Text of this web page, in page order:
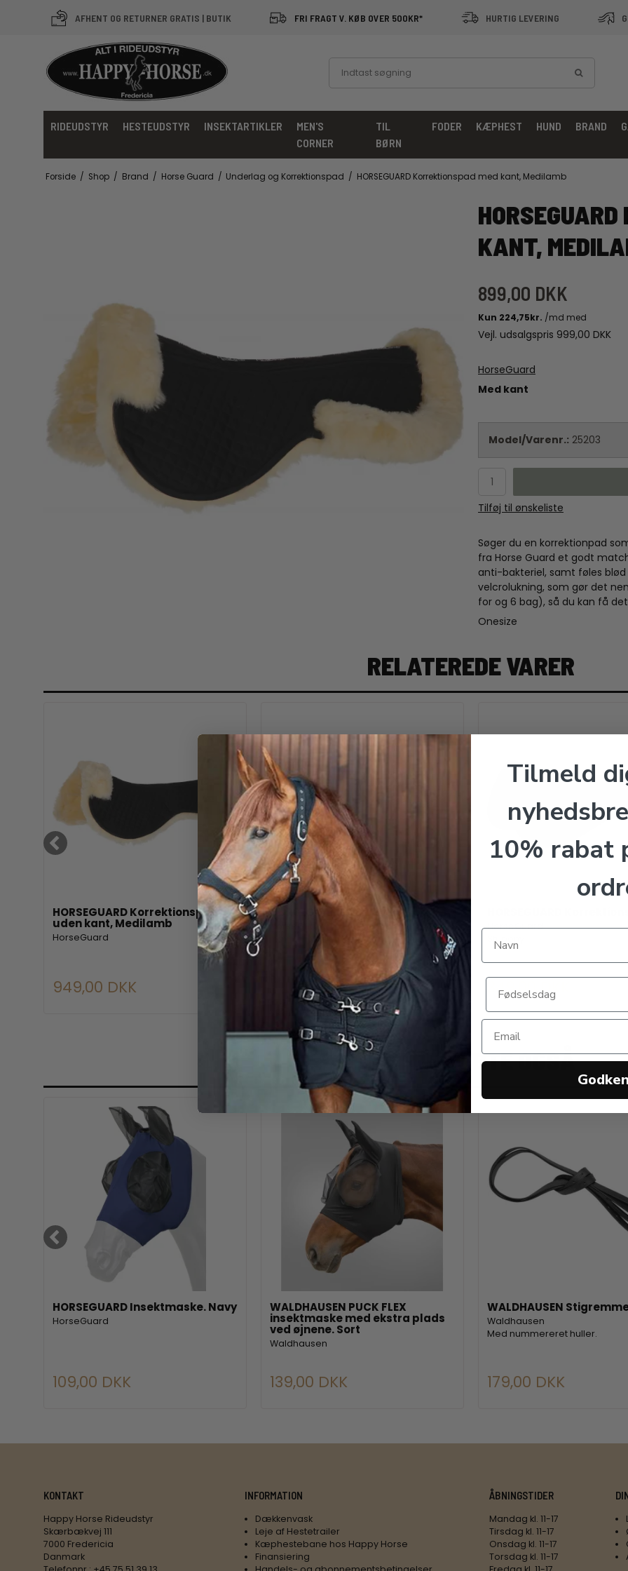
AFHENT OG RETURNER GRATIS | BUTIK FRI FRAGT V. KØB OVER 500KR* HURTIG LEVERING
RIDEUDSTYR HESTEUDSTYR INSEKTARTIKLER
MEN'S
CORNER
TIL
BØRN
FODER KÆPHEST HUND BRAND
Forside / Shop / Brand / Horse Guard / Underlag og Korrektionspad / HORSEGUARD Korrektionspad med kant, Medilamb
KANT,
899,00 DKK
Vejl. udsalgspris 999,00 DKK
HorseGuard
Med kant
Model/Varenr.: 25203
Tilføj til ønskeliste
Søger du en korrektionpad
fra Horse Guard et godt
anti-bakteriel, samt føles
velcrolukning, som gør det
for og 6 bag), så du kan få
Onesize
RELATEREDE VARER
HORSEGUARD Korrektionspad
uden kant, Medilamb
HorseGuard
949,00 DKK
HORSEGUARD Korrektionspad
449,00 DKK
HorseGuard
Str pony
349,00 DKK
ANDRE KØBTE OGSÅ
HORSEGUARD Insektmaske. Navy
HorseGuard
109,00 DKK
WALDHAUSEN PUCK FLEX
insektmaske med ekstra plads
ved øjnene. Sort
Waldhausen
139,00 DKK
WALDHAUSEN
Waldhausen
Med nummereret huller.
179,00 DKK
KONTAKT
Happy Horse Rideudstyr
Skærbækvej 111
7000 Fredericia
Danmark
INFORMATION
Dækkenvask
Leje af Hestetrailer
Kæphestebane hos Happy Horse
Finansiering
ÅBNINGSTIDER
Mandag kl. 11-17
Tirsdag kl. 11-17
Onsdag kl. 11-17
Torsdag kl. 11-17
Tilmeld
10% rabat